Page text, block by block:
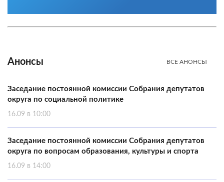
Анонсы ВСЕ АНОНСЫ
Заседание постоянной комиссии Собрания депутатов
округа по социальной политике
16.09 в 10:00
Заседание постоянной комиссии Собрания депутатов
округа по вопросам образования, культуры и спорта
16.09 в 14:00